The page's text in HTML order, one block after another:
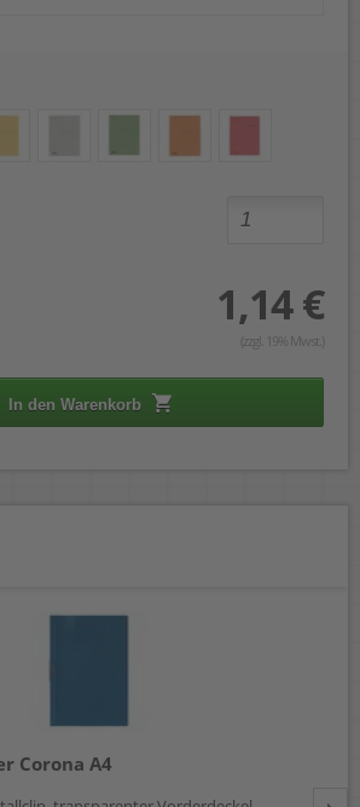
1,14 €
(zzgl. 19% Mwst.)
In den Warenkorb
Corona A4